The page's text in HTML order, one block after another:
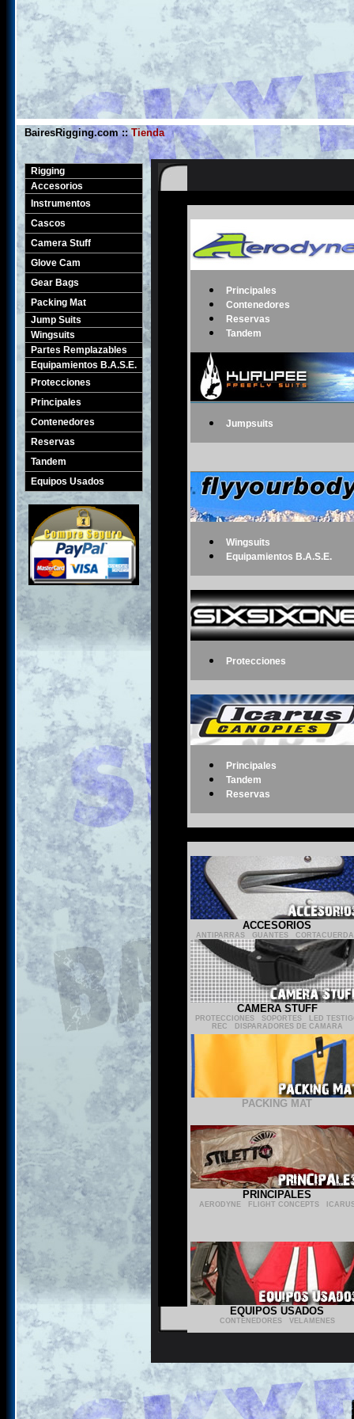
BairesRigging.com ::Tienda
Rigging
Accesorios
Instrumentos
Cascos
Camera Stuff
Glove Cam
Gear Bags
Packing Mat
Jump Suits
Wingsuits
Partes Remplazables
Equipamientos B.A.S.E.
Protecciones
Principales
Contenedores
Reservas
Tandem
Equipos Usados
Principales
Contenedores
Reservas
Tandem
Jumpsuits
Wingsuits
Equipamientos B.A.S.E.
Protecciones
Principales
Tandem
Reservas
ACCESORIOS
ANTIPARRAS- GUANTES-
CAMERA STUFF
PROTECCIONES SOPORTES
LED
REC
DISPARADORES DE CAMARA
PACKING MAT
PRINCIPALES
AERODYNE- FLIGHT CONCEPTS-
EQUIPOS USADOS
CONTENEDORES- VELAMENES